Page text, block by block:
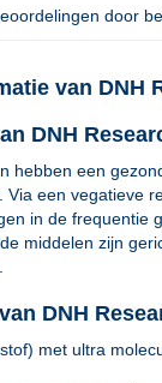
door
van DNH
DNH
hebben een
Via een vegatieve
in de frequentie
middelen zijn
DNH
met ultra